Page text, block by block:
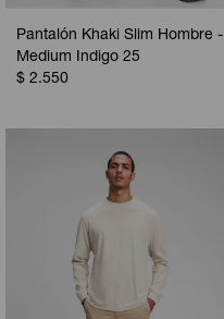
Pantalón Khaki Slim Hombre -
Medium Indigo 25
$ 2.550